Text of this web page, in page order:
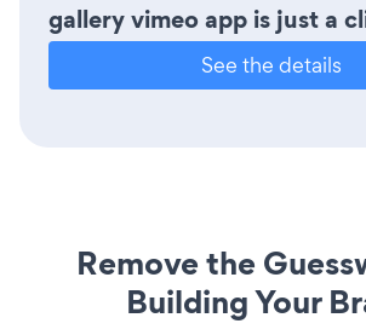
gallery vimeo app is just a
See the details
Remove the
Building Your